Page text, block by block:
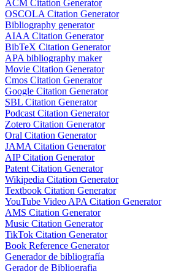
ACM Citation Generator
OSCOLA Citation Generator
Bibliography generator
AIAA Citation Generator
BibTeX Citation Generator
APA bibliography maker
Movie Citation Generator
Cmos Citation Generator
Google Citation Generator
SBL Citation Generator
Podcast Citation Generator
Zotero Citation Generator
Oral Citation Generator
JAMA Citation Generator
AIP Citation Generator
Patent Citation Generator
Wikipedia Citation Generator
Textbook Citation Generator
YouTube Video APA Citation Generator
AMS Citation Generator
Music Citation Generator
TikTok Citation Generator
Book Reference Generator
Generador de bibliografía
Gerador de Bibliografia